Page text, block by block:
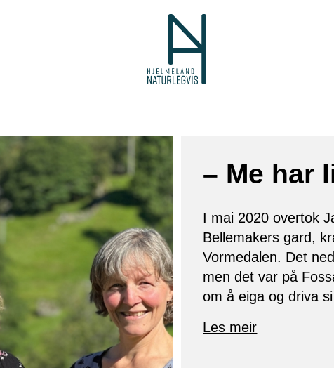
– Me har
I mai 2020 overtok
Bellemakers gard,
Vormedalen. Det
men det var på
om å eiga og driva
Les meir